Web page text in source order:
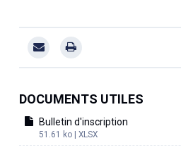
DOCUMENTS UTILES
Bulletin d'inscription
51.61 ko | XLSX